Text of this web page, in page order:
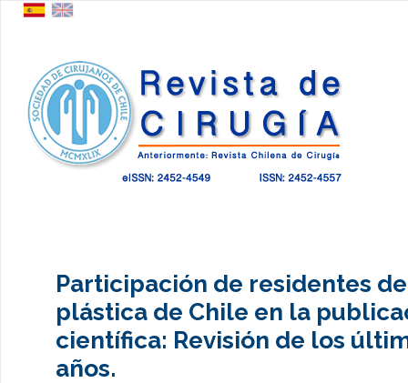
Participación de residentes
plástica de Chile en la
científica: Revisión de los
años.